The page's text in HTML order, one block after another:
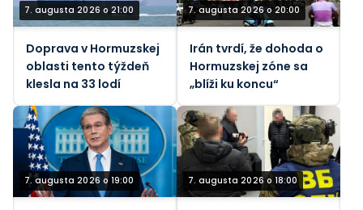
7. augusta 2026 o 21:00
Doprava v Hormuzskej
oblasti tento týždeň
klesla na 33 lodí
7. augusta 2026 o 20:00
Irán tvrdí, že dohoda o
Hormuzskej zóne sa
„blíži ku koncu“
7. augusta 2026 o 19:00 7. augusta 2026 o 18:00